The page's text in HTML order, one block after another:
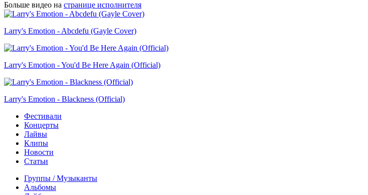
Больше видео на странице исполнителя
Larry's Emotion - Abcdefu (Gayle Cover)
Larry's Emotion - You'd Be Here Again (Official)
Larry's Emotion - Blackness (Official)
Фестивали
Концерты
Лайвы
Клипы
Новости
Статьи
Группы / Музыканты
Альбомы